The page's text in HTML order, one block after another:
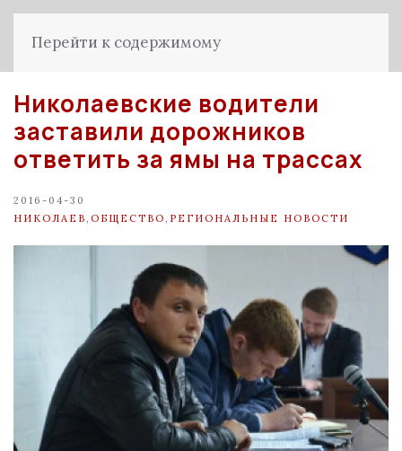
Перейти к содержимому
Николаевские водители
заставили дорожников
ответить за ямы на трассах
2016-04-30
НИКОЛАЕВ ОБЩЕСТВО РЕГИОНАЛЬНЫЕ НОВОСТИ